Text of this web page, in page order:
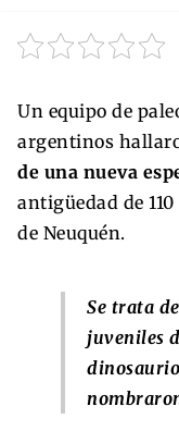
Un equipo de
argentinos
de una nueva
antigüedad de
de Neuquén.
Se trata
juveniles